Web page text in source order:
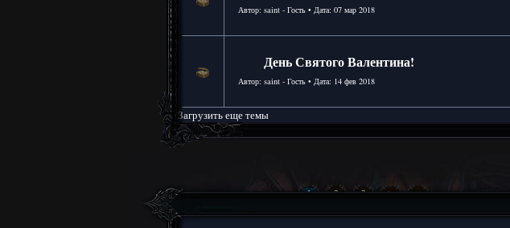
Автор: saint - Гость • Дата: 07 мар 2018
День Святого Валентина!
Автор: saint - Гость • Дата: 14 фев 2018
Загрузить еще темы
1 2 3 > »